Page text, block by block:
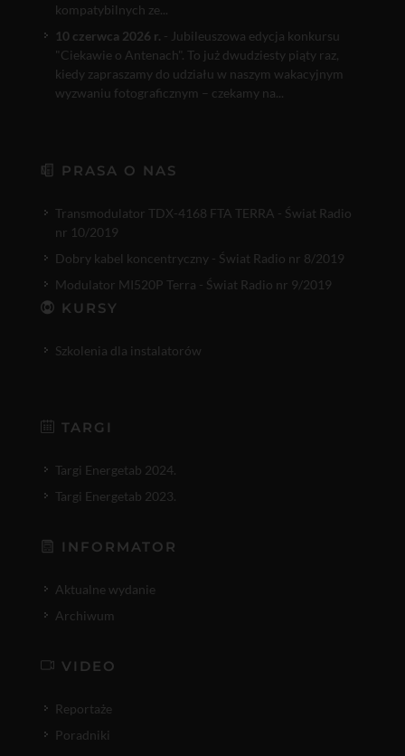
kompatybilnych ze...
10 czerwca 2026 r. - Jubileuszowa edycja konkursu
"Ciekawie o Antenach". To już dwudziesty piąty raz,
kiedy zapraszamy do udziału w naszym wakacyjnym
wyzwaniu fotograficznym – czekamy na...
PRASA O NAS
Transmodulator TDX-4168 FTA TERRA - Świat Radio
nr 10/2019
Dobry kabel koncentryczny - Świat Radio nr 8/2019
Modulator MI520P Terra - Świat Radio nr 9/2019
KURSY
Szkolenia dla instalatorów
TARGI
Targi Energetab 2024.
Targi Energetab 2023.
INFORMATOR
Aktualne wydanie
Archiwum
VIDEO
Reportaże
Poradniki